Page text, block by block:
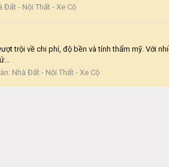
Đất - Nội Thất - Xe Cộ
trội về chi phí, độ bền và tính thẩm mỹ. Với
Nhà Đất - Nội Thất - Xe Cộ